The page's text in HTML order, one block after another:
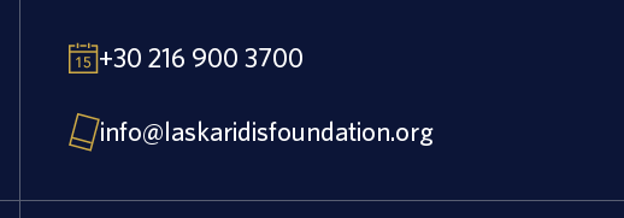
+30 216 900 3700
info@laskaridisfoundation.org